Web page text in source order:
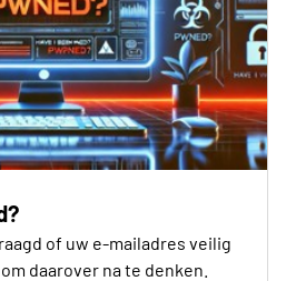
of uw e-mailadres veilig
daarover na te denken.